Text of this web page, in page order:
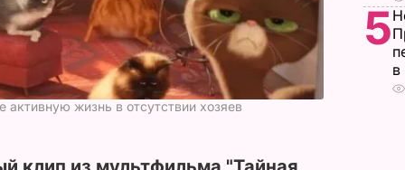
жизнь в отсутствии хозяев
5
в